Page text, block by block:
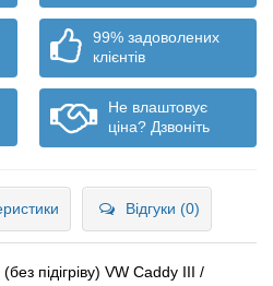
99% задоволених
клієнтів
Не влаштовує
ціна? Дзвоніть
Відгуки (0)
підігріву) VW Caddy III /